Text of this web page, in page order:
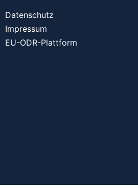
Datenschutz
Impressum
EU-ODR-Plattform